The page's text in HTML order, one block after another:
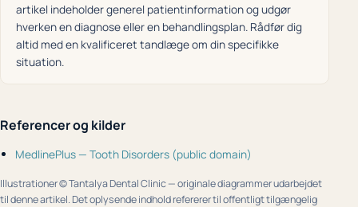
artikel indeholder generel patientinformation og udgør
hverken en diagnose eller en behandlingsplan. Rådfør dig
altid med en kvalificeret tandlæge om din specifikke
situation.
Referencer og kilder
MedlinePlus — Tooth Disorders (public domain)
Illustrationer © Tantalya Dental Clinic — originale diagrammer udarbejdet
til denne artikel. Det oplysende indhold refererer til offentligt tilgængelig